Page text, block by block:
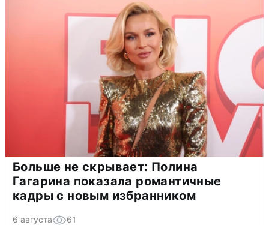
Больше не скрывает: Полина
Гагарина показала романтичные
кадры с новым избранником
6 августа 61